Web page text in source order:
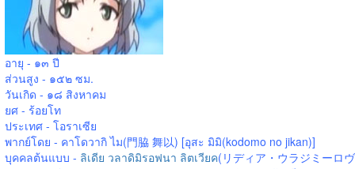
อายุ - ๑๓ ปี
ส่วนสูง - ๑๕๒ ซม.
วันเกิด - ๑๘ สิงหาคม
ยศ - ร้อยโท
ประเทศ - โอราเซีย
พากย์โดย - คาโดวากิ ไม(門脇 舞以) [อุสะ มิมิ(kodomo no jikan)]
บุคคลต้นแบบ - ลิเดีย วลาดิมิรอฟนา ลิตเวียค(リディア・ウラジミーロヴ